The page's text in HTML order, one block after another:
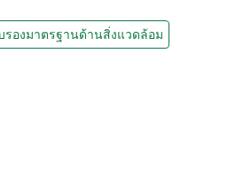
รองมาตรฐานด้านสิ่งแวดล้อม